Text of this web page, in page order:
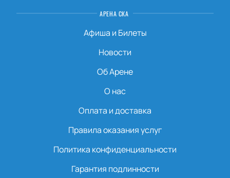
АРЕНА СКА
Афиша и Билеты
Новости
Об Арене
О нас
Оплата и доставка
Правила оказания услуг
Политика конфиденциальности
Гарантия подлинности